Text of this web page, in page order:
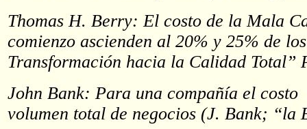
Thomas H. Berry: El costo de la Mala
comienzo ascienden al 20% y 25% de
Transformación hacia la Calidad Total”
John Bank: Para una compañía el
volumen total de negocios (J. Bank; “la